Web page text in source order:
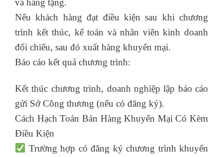
và hàng tặng.
Nếu khách hàng đạt điều kiện sau khi chương
trình kết thúc, kế toán và nhân viên kinh doanh
đối chiếu, sau đó xuất hàng khuyến mại.
Báo cáo kết quả chương trình:
Kết thúc chương trình, doanh nghiệp lập báo cáo
gửi Sở Công thương (nếu có đăng ký).
Cách Hạch Toán Bán Hàng Khuyến Mại Có Kèm
Điều Kiện
Trường hợp có đăng ký chương trình khuyến